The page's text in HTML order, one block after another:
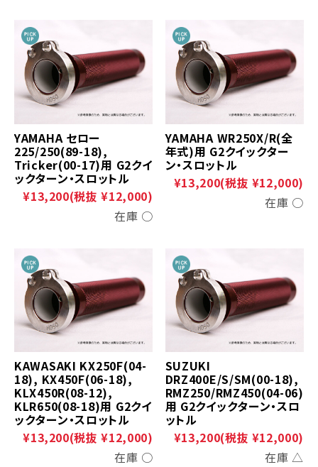
YAMAHA セロー
225/250(89-18),
Tricker(00-17)用 G2クイ
ックターン・スロットル
¥13,200(税抜 ¥12,000)
在庫 ○
YAMAHA WR250X/R(全
年式)用 G2クイックター
ン・スロットル
¥13,200(税抜 ¥12,000)
在庫 ○
KAWASAKI KX250F(04-
18), KX450F(06-18),
KLX450R(08-12),
KLR650(08-18)用 G2クイ
ックターン・スロットル
¥13,200(税抜 ¥12,000)
在庫 ○
SUZUKI
DRZ400E/S/SM(00-18),
RMZ250/RMZ450(04-06)
用 G2クイックターン・スロ
ットル
¥13,200(税抜 ¥12,000)
在庫 △